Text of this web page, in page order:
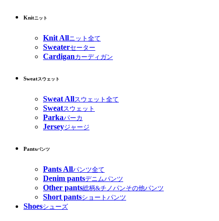
Knitニット
Knit Allニット全て
Sweaterセーター
Cardiganカーディガン
Sweatスウェット
Sweat Allスウェット全て
Sweatスウェット
Parkaパーカ
Jerseyジャージ
Pantsパンツ
Pants Allパンツ全て
Denim pantsデニムパンツ
Other pants総柄&チノパンその他パンツ
Short pantsショートパンツ
Shoesシューズ